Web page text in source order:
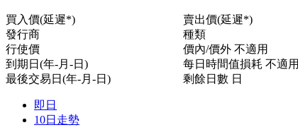
買入價(延遲*)
賣出價(延遲*)
發行商
種類
行使價
價內/價外 不適用
到期日(年-月-日)
每日時間值損耗 不適用
最後交易日(年-月-日)
剩餘日數 日
即日
10日走勢